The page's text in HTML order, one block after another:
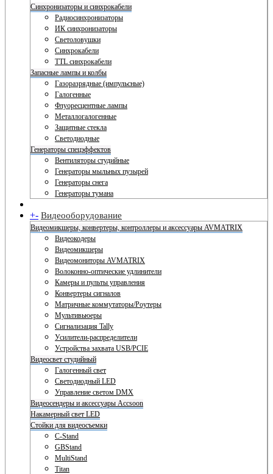
Синхронизаторы и синхрокабели
Радиосинхронизаторы
ИК синхронизаторы
Светоловушки
Синхрокабели
TTL синхрокабели
Запасные лампы и колбы
Газоразрядные (импульсные)
Галогенные
Флуоресцентные лампы
Металлогалогенные
Защитные стекла
Светодиодные
Генераторы спецэффектов
Вентиляторы студийные
Генераторы мыльных пузырей
Генераторы снега
Генераторы тумана
+- Видеооборудование
Видеомикшеры, конвертеры, контроллеры и аксессуары AVMATRIX
Видеокодеры
Видеомикшеры
Видеомониторы AVMATRIX
Волоконно-оптические удлинители
Камеры и пульты управления
Конвертеры сигналов
Матричные коммутаторы/Роутеры
Мультивьюеры
Сигнализация Tally
Усилители-распределители
Устройства захвата USB/PCIE
Видеосвет студийный
Галогенный свет
Светодиодный LED
Управление светом DMX
Видеосендеры и аксессуары Accsoon
Накамерный свет LED
Стойки для видеосъемки
C-Stand
GBStand
MultiStand
Titan